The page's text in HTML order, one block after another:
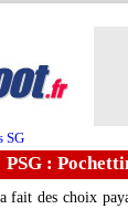
SG
PSG :
fait des choix